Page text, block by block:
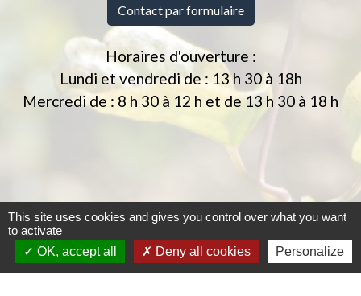
Contact par formulaire
Horaires d'ouverture :
Lundi et vendredi de : 13 h 30 à 18h
Mercredi de : 8 h 30 à 12 h et de 13 h 30 à 18 h
Jumelages
This site uses cookies and gives you control over what you want
to activate
OK, accept all
Deny all cookies Personalize